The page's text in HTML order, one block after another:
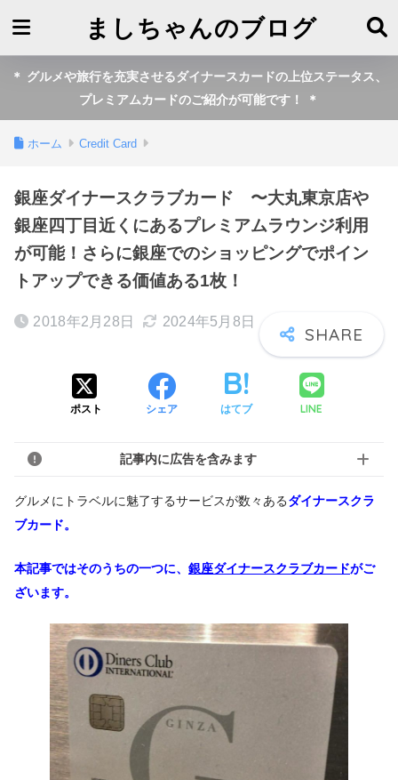
ましちゃんのブログ
＊ グルメや旅行を充実させるダイナースカードの上位ステータス、
プレミアムカードのご紹介が可能です！ ＊
ホーム Credit Card
銀座ダイナースクラブカード 〜大丸東京店や
銀座四丁目近くにあるプレミアムラウンジ利用
が可能！さらに銀座でのショッピングでポイン
トアップできる価値ある1枚！
2018年2月28日 2024年5月8日
ポスト シェア はてブ LINE
記事内に広告を含みます
グルメにトラベルに魅了するサービスが数々あるダイナースクラ
ブカード。
本記事ではそのうちの一つに、 銀座ダイナースクラブカードがご
ざいます。